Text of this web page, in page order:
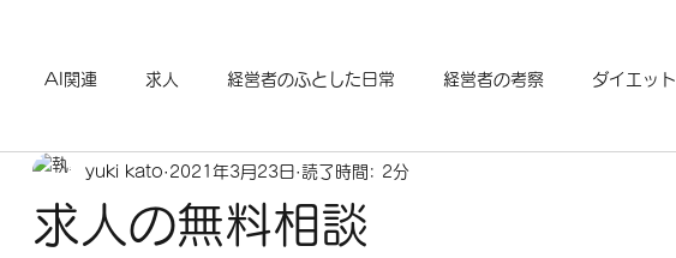
AI関連 求人 経営者のふとした日常 経営者の考察 ダイエット
求人の無料相談
yuki kato 2021年3月23日 読了時間: 2分